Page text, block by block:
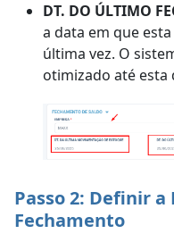
DT. DO ÚLTIMO
a data em que
última vez. O
otimizado até esta
Passo 2: Definir a
Fechamento